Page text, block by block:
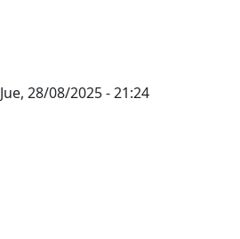
Jue, 28/08/2025 - 21:24